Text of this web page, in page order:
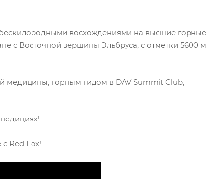
восхождениями на высшие горные
с Восточной вершины Эльбруса, c отметки 5600 м
медицины, горным гидом в DAV Summit Club,
Red Fox!